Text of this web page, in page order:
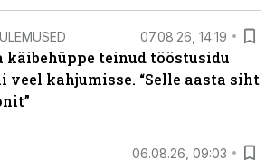
07.08.26, 14:19
käibehüppe teinud tööstusidu
veel kahjumisse. “Selle aasta siht
06.08.26, 09:03